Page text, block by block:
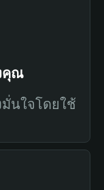
คุณ
นใจโดยใช้